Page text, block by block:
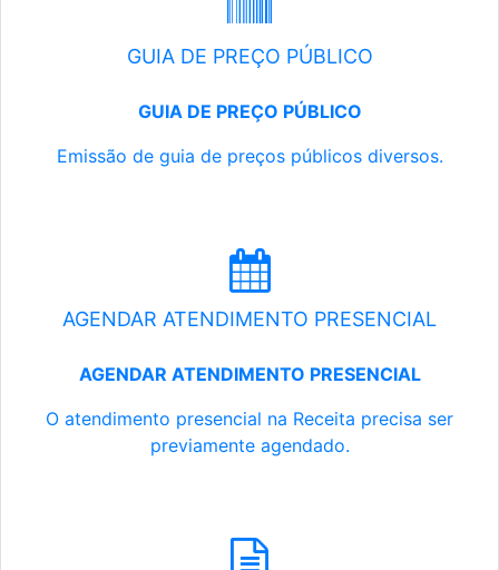
GUIA DE PREÇO PÚBLICO
GUIA DE PREÇO PÚBLICO
Emissão de guia de preços públicos diversos.
AGENDAR ATENDIMENTO PRESENCIAL
AGENDAR ATENDIMENTO PRESENCIAL
O atendimento presencial na Receita precisa ser
previamente agendado.